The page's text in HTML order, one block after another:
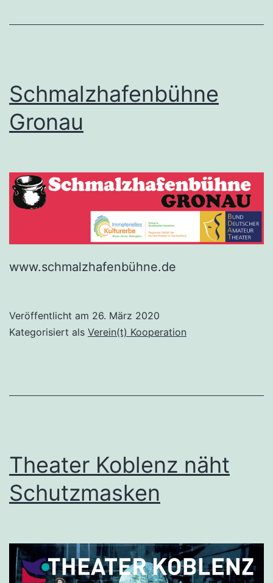
Schmalzhafenbühne
Gronau
www.schmalzhafenbühne.de
Veröffentlicht am 26. März 2020
Kategorisiert als Verein(t) Kooperation
Theater Koblenz näht
Schutzmasken